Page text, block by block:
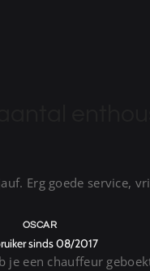
Erg goede service,
OSCAR
sinds 08/2017
een chauffeur